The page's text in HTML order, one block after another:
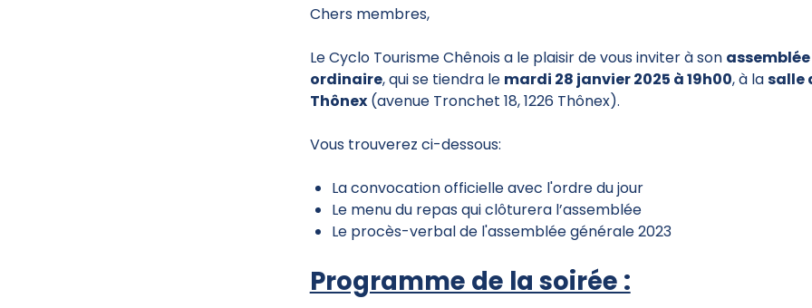
Chers membres,
Le Cyclo Tourisme Chênois a le plaisir de vous inviter à son
ordinaire, qui se tiendra le mardi 28 janvier 2025 à 19h00, à lasalle
Thônex(avenue Tronchet 18, 1226 Thônex).
Vous trouverez ci-dessous:
La convocation officielle avec l'ordre du jour
Le menu du repas qui clôturera l’assemblée
Le procès-verbal de l'assemblée générale 2023
Programme de la soirée :